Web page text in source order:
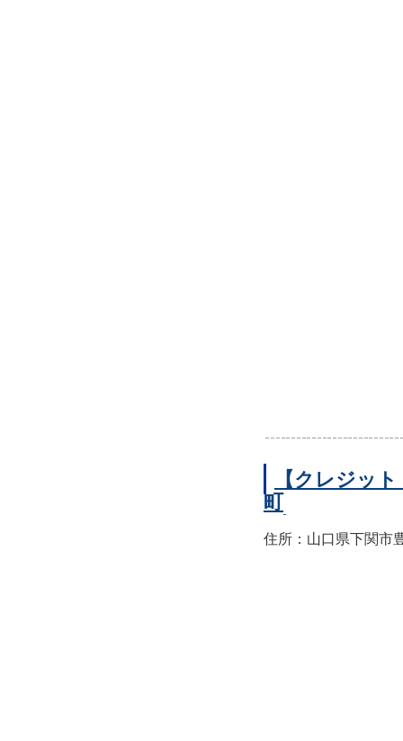
【クレジッ
町
住所：山口県下関市